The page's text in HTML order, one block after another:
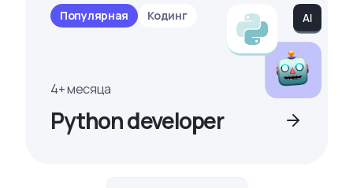
Популярная Кодинг
4+ месяца
Python developer